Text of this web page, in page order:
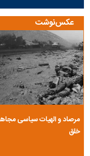
عکس‌نوشت
مرصاد و الهیات سیاسی
خلق